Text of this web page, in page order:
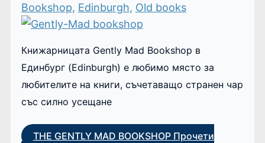
Bookshop, Edinburgh, Old books
Книжарницата Gently Mad Bookshop в
Единбург (Edinburgh) е любимо място за
любителите на книги, съчетаващо странен чар
със силно усещане
THE GENTLY MAD BOOKSHOPПрочети